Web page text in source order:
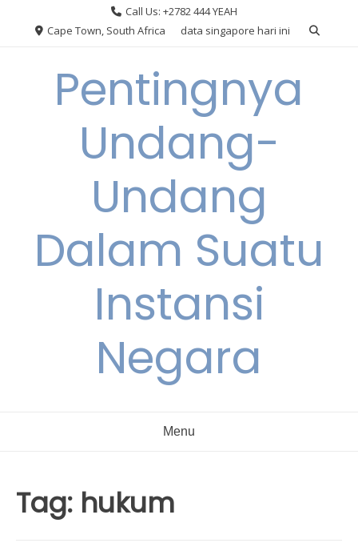
Call Us: +2782 444 YEAH
Cape Town, South Africa
data singapore hari ini
Pentingnya
Undang-
Undang
Dalam Suatu
Instansi
Negara
Menu
Tag: hukum